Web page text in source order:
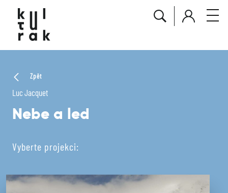
Zpět
Luc Jacquet
Nebe a led
Vyberte projekci: